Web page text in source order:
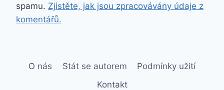
spamu. Zjistěte, jak jsou zpracovávány údaje z
komentářů.
O nás Stát se autorem
Podmínky užití
Kontakt